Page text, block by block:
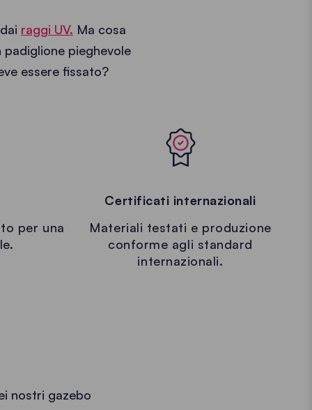
raggi UV. Ma cosa
pieghevole
essere fissato?
per una
Certificati internazionali
Materiali testati e produzione
conforme agli standard
internazionali.
nostri gazebo